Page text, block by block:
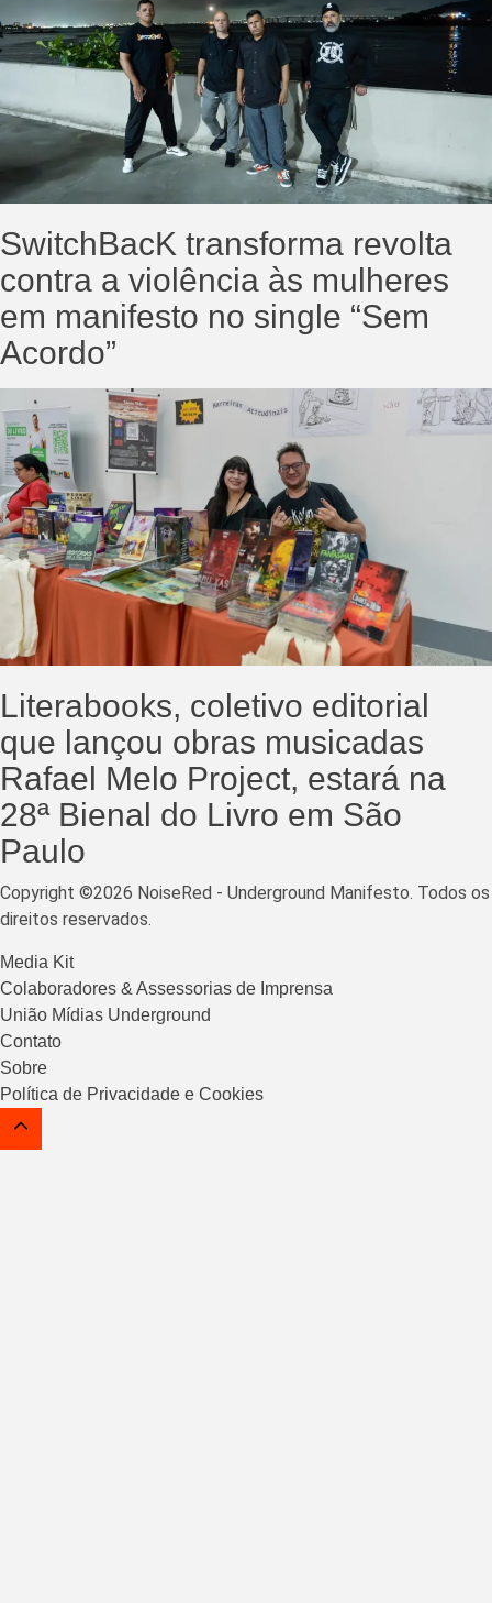
SwitchBacK transforma revolta
contra a violência às mulheres
em manifesto no single “Sem
Acordo”
Literabooks, coletivo editorial
que lançou obras musicadas
Rafael Melo Project, estará na
28ª Bienal do Livro em São
Paulo
Copyright ©2026 NoiseRed - Underground Manifesto. Todos os
direitos reservados.
Media Kit
Colaboradores & Assessorias de Imprensa
União Mídias Underground
Contato
Sobre
Política de Privacidade e Cookies